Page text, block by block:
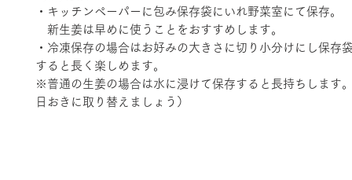
・キッチンペーパーに包み保存袋にいれ野菜室にて保存。
新生姜は早めに使うことをおすすめします。
・冷凍保存の場合はお好みの大きさに切り小分けにし保存
すると長く楽しめます。
※普通の生姜の場合は水に浸けて保存すると長持ちします
日おきに取り替えましょう）